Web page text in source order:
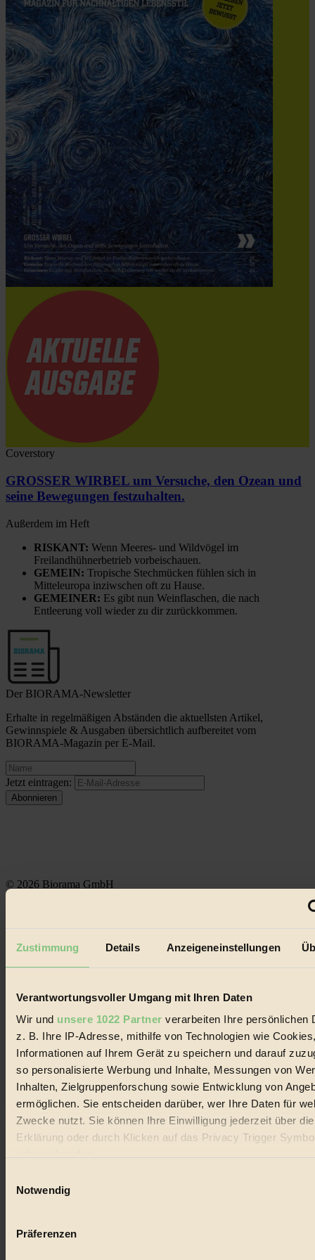
Zustimmung Details Anzeigeneinstellungen
Verantwortungsvoller Umgang mit Ihren Daten
Wir und unsere 1022 Partner verarbeiten Ihre persönlichen
z. B. Ihre IP-Adresse, mithilfe von Technologien wie
Informationen auf Ihrem Gerät zu speichern und darauf
so personalisierte Werbung und Inhalte, Messungen von
Inhalten, Zielgruppenforschung sowie Entwicklung von
ermöglichen. Sie entscheiden darüber, wer Ihre Daten für
Zwecke nutzt. Sie können Ihre Einwilligung jederzeit über
Erklärung oder durch Klicken auf das Privacy Trigger
Wenn Sie es erlauben, würden wir auch gerne:
Ihr Gerät durch aktives Scannen nach bestimmten
Notwendig
Präferenzen
Coverstory
GROSSER WIRBEL um Versuche, den Ozean und
seine Bewegungen festzuhalten.
Außerdem im Heft
RISKANT: Wenn Meeres- und Wildvögel im
Freilandhühnerbetrieb vorbeischauen.
GEMEIN: Tropische Stechmücken fühlen sich in
Mitteleuropa inziwschen oft zu Hause.
GEMEINER: Es gibt nun Weinflaschen, die nach
Entleerung voll wieder zu dir zurückkommen.
Der BIORAMA-Newsletter
Erhalte in regelmäßigen Abständen die aktuellsten Artikel,
Gewinnspiele & Ausgaben übersichtlich aufbereitet vom
BIORAMA-Magazin per E-Mail.
Jetzt eintragen:
© 2026 Biorama GmbH
Biorama steht für einen nachhaltigen Lebensstil und bewussten
Lebenswandel. Es ist eine moderne Plattform für Ideen, Menschen
Handels mit Bioprodukten, des Fair-Trade sowie der Branche
Social Media
22.601 Fans auf Facebook
3.415 Follower auf Twitter
Folge uns auf Instagram
Themen
Bio
Vegan